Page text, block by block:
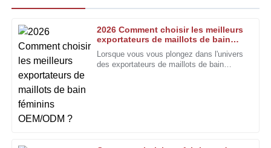
2026 Comment choisir les meilleurs
exportateurs de maillots de bain
féminins OEM/ODM ?
Lorsque vous vous plongez dans l'univers
des exportateurs de maillots de bain
King
La finition et la qualité sont impressionnantes. Le service
après-vente était professionnel et toujours prêt à aider.
01 Janvier